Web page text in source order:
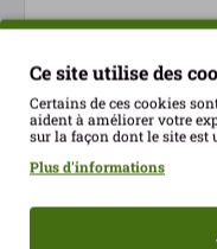
Wild Balance
11.52€
Ce site utilise des
Certains de ces cookies
aident à améliorer votre
sur la façon dont le site est
Plus d'informations